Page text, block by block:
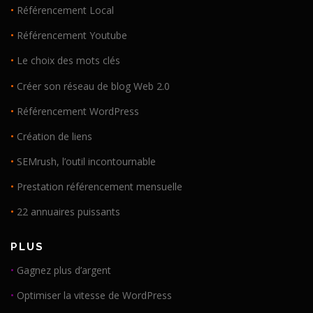
• Référencement Local
• Référencement Youtube
• Le choix des mots clés
• Créer son réseau de blog Web 2.0
• Référencement WordPress
• Création de liens
• SEMrush, l’outil incontournable
• Prestation référencement mensuelle
• 22 annuaires puissants
PLUS
• Gagnez plus d’argent
• Optimiser la vitesse de WordPress